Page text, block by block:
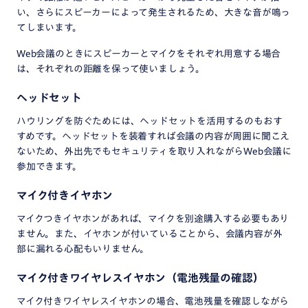
い、さらにスピーカーによって発生されるため、大きな音が鳴っ
てしまいます。
Web会議のときにスピーカーとマイクをそれぞれ用意する場合
は、それぞれの距離を保って使いましょう。
ヘッドセット
ハウリングを防ぐためには、ヘッドセットを活用するのもおす
すめです。ヘッドセットを装着すれば会議の内容が周囲に聞こえ
ないため、外出先でもセキュリティを取り入れながらWeb会議に
参加できます。
マイク付きイヤホン
マイクつきイヤホンがあれば、マイクを別途購入する必要もあり
ません。また、イヤホンが付いていることから、会議内容が外
部に漏れる心配もいりません。
マイク付きワイヤレスイヤホン（電池残量の確認）
マイク付きワイヤレスイヤホンの場合、電池残量を確認しながら